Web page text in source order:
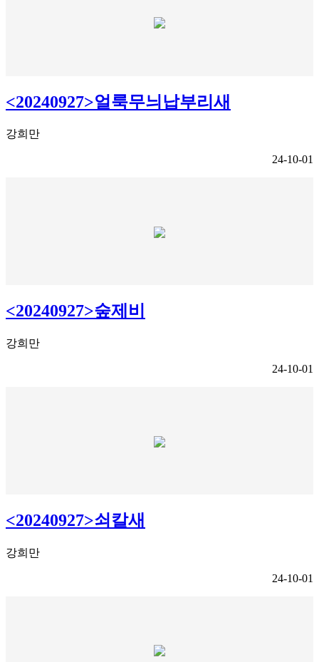
<20240927>얼룩무늬납부리새
강희만
24-10-01
<20240927>숲제비
강희만
24-10-01
<20240927>쇠칼새
강희만
24-10-01